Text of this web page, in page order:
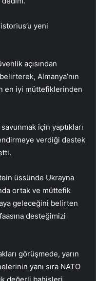
yeni
açısından
Almanya’nın
en iyi müttefiklerinden
için yaptıkları
verdiği destek
üssünde Ukrayna
ortak ve müttefik
geleceğini belirten
desteğimizi
görüşmede, yarın
yanı sıra NATO
değerli bahisleri